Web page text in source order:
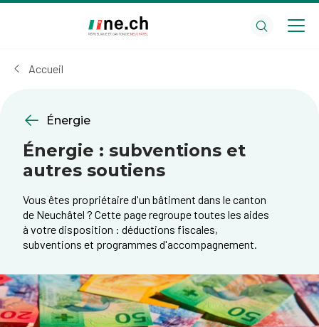
cookies
Accueil
Énergie
Énergie : subventions et
autres soutiens
Vous êtes propriétaire d'un bâtiment dans le canton
de Neuchâtel ? Cette page regroupe toutes les aides
à votre disposition : déductions fiscales,
subventions et programmes d'accompagnement.